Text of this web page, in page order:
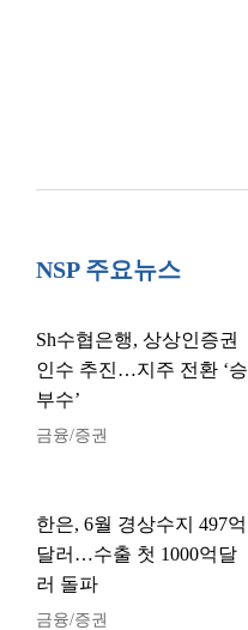
NSP 주요뉴스
Sh수협은행, 상상인증권
인수 추진…지주 전환 ‘승
부수’
금융/증권
한은, 6월 경상수지 497억
달러…수출 첫 1000억달
러 돌파
금융/증권